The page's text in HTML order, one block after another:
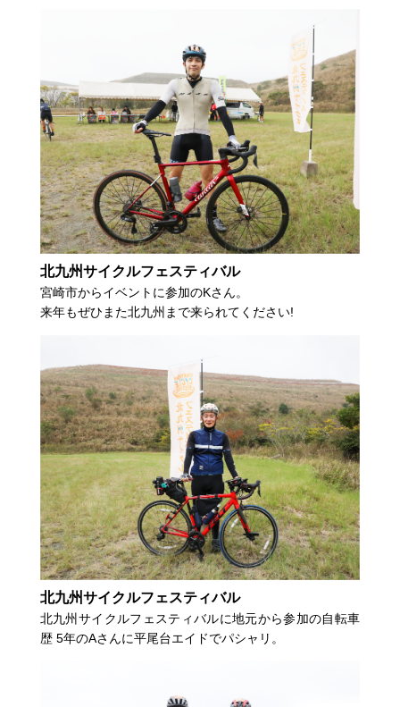
北九州サイクルフェスティバル
宮崎市からイベントに参加のKさん。
来年もぜひまた北九州まで来られてください!
北九州サイクルフェスティバル
北九州サイクルフェスティバルに地元から参加の自転車
歴 5年のAさんに平尾台エイドでパシャリ。